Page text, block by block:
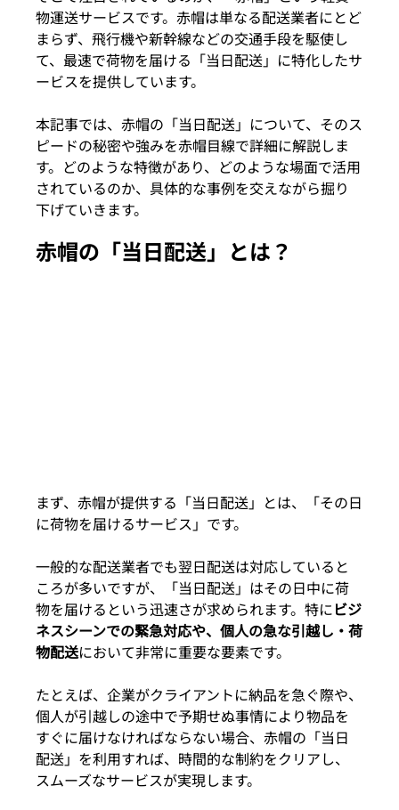
物運送サービスです。赤帽は単なる配送業者にとど
まらず、飛行機や新幹線などの交通手段を駆使し
て、最速で荷物を届ける「当日配送」に特化したサ
ービスを提供しています。
本記事では、赤帽の「当日配送」について、そのス
ピードの秘密や強みを赤帽目線で詳細に解説しま
す。どのような特徴があり、どのような場面で活用
されているのか、具体的な事例を交えながら掘り
下げていきます。
赤帽の「当日配送」とは？
まず、赤帽が提供する「当日配送」とは、「その日
に荷物を届けるサービス」です。
一般的な配送業者でも翌日配送は対応していると
ころが多いですが、「当日配送」はその日中に荷
物を届けるという迅速さが求められます。特にビジ
ネスシーンでの緊急対応や、個人の急な引越し・荷
物配送において非常に重要な要素です。
たとえば、企業がクライアントに納品を急ぐ際や、
個人が引越しの途中で予期せぬ事情により物品を
すぐに届けなければならない場合、赤帽の「当日
配送」を利用すれば、時間的な制約をクリアし、
スムーズなサービスが実現します。